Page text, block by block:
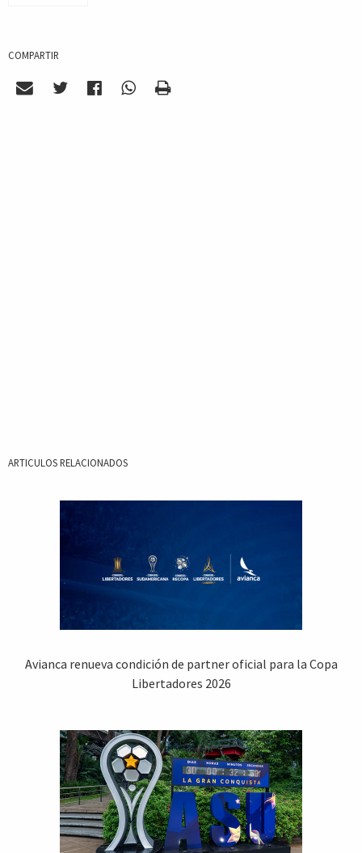
COMPARTIR
ARTICULOS RELACIONADOS
Avianca renueva condición de partner oficial para la Copa
Libertadores 2026